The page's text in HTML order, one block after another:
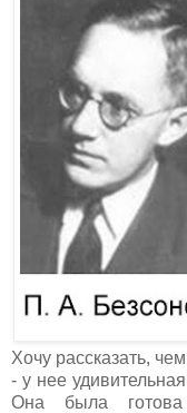
Хочу рассказать,
- у нее
Она была готова